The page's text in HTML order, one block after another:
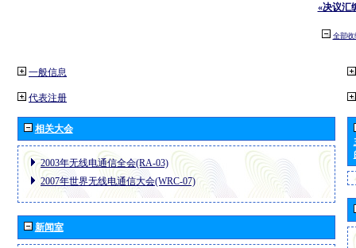
«决议汇
全部收
一般信息
代表注册
相关大会
2003年无线电通信全会(RA-03)
2007年世界无线电通信大会(WRC-07)
新闻室